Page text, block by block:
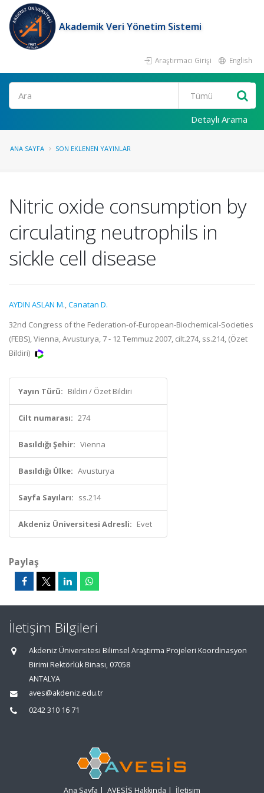
Akademik Veri Yönetim Sistemi
Araştırmacı Girişi English
Ara
Detaylı Arama
ANA SAYFA SON EKLENEN YAYINLAR
Nitric oxide consumption by
circulating neutrophils in
sickle cell disease
AYDIN ASLAN M.,Canatan D.
32nd Congress of the Federation-of-European-Biochemical-Societies
(FEBS), Vienna, Avusturya, 7 - 12 Temmuz 2007, cilt.274, ss.214, (Özet
Bildiri)
Yayın Türü: Bildiri / Özet Bildiri
Cilt numarası: 274
Basıldığı Şehir: Vienna
Basıldığı Ülke: Avusturya
Sayfa Sayıları: ss.214
Akdeniz Üniversitesi Adresli: Evet
Paylaş
İletişim Bilgileri
Akdeniz Üniversitesi Bilimsel Araştırma Projeleri Koordinasyon
Birimi Rektörlük Binası, 07058
ANTALYA
aves@akdeniz.edu.tr
0242 310 16 71
Ana Sayfa | AVESİS Hakkında | İletişim